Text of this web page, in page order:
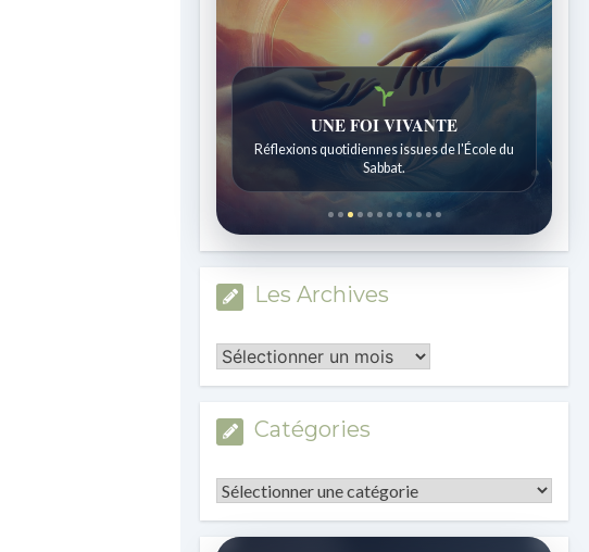
Histoires bibliques étonnantes
Histoires pour les enfants de 7 à 12 ans.
Les Archives
Les
Archives
Catégories
Catégories